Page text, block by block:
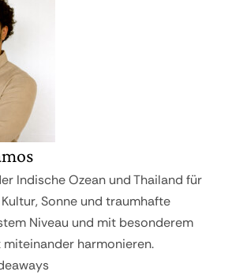
Indische Ozean und Thailand für
Sonne und traumhafte
Niveau und mit besonderem
harmonieren.